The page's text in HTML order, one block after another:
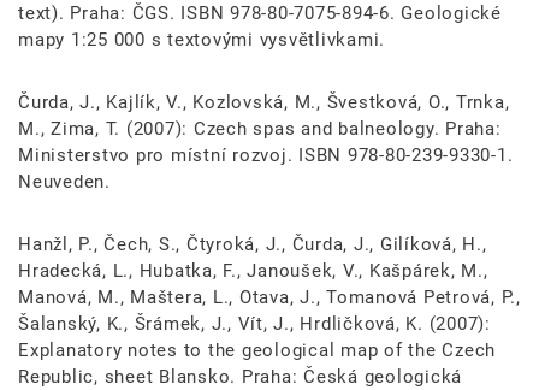
text). Praha: ČGS. ISBN 978-80-7075-894-6. Geologické
mapy 1:25 000 s textovými vysvětlivkami.
Čurda, J., Kajlík, V., Kozlovská, M., Švestková, O., Trnka,
M., Zima, T. (2007): Czech spas and balneology. Praha:
Ministerstvo pro místní rozvoj. ISBN 978-80-239-9330-1.
Neuveden.
Hanžl, P., Čech, S., Čtyroká, J., Čurda, J., Gilíková, H.,
Hradecká, L., Hubatka, F., Janoušek, V., Kašpárek, M.,
Manová, M., Maštera, L., Otava, J., Tomanová Petrová, P.,
Šalanský, K., Šrámek, J., Vít, J., Hrdličková, K. (2007):
Explanatory notes to the geological map of the Czech
Republic, sheet Blansko. Praha: Česká geologická